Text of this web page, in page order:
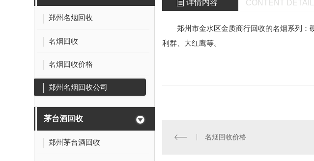
郑州名烟回收
名烟回收
名烟回收价格
郑州名烟回收公司
茅台酒回收
郑州茅台酒回收
详情内容 CONTENT
郑州市金水区金质商行回收的名烟系列：
利群、大红鹰等。
名烟回收价格